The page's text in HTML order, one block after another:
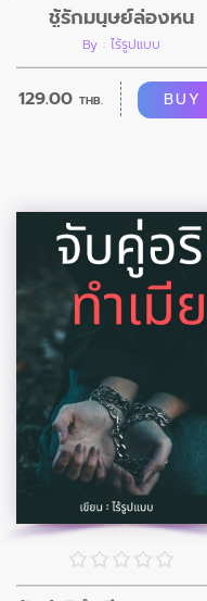
ชู้รักมนุษย์ล่องหน
By : ไร้รูปแบบ
129.00 THB. BUY